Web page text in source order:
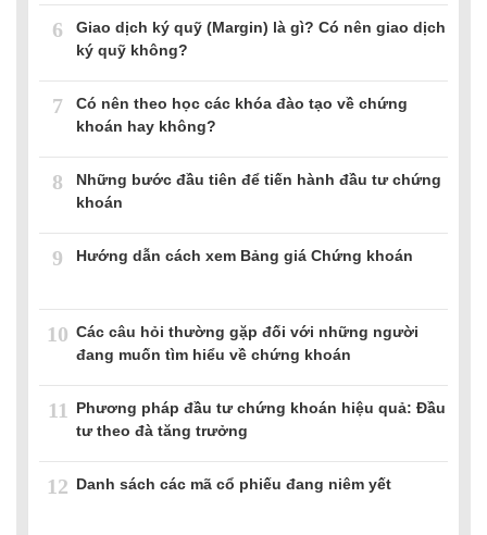
6
Giao dịch ký quỹ (Margin) là gì? Có nên giao dịch
ký quỹ không?
7
Có nên theo học các khóa đào tạo về chứng
khoán hay không?
8
Những bước đầu tiên để tiến hành đầu tư chứng
khoán
9 Hướng dẫn cách xem Bảng giá Chứng khoán
10 Các câu hỏi thường gặp đối với những người
đang muốn tìm hiểu về chứng khoán
11
Phương pháp đầu tư chứng khoán hiệu quả: Đầu
tư theo đà tăng trưởng
12 Danh sách các mã cổ phiếu đang niêm yết